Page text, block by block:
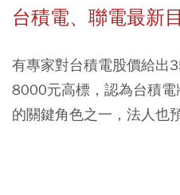
台積電、聯電最新
有專家對台積電股價給出
8000元高標，認為台積
的關鍵角色之一，法人也